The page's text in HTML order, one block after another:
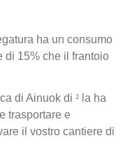
1500-2000
1500 1800
ha un consumo
di 15% che il frantoio
di Ainuok di ² la ha
trasportare e
il vostro cantiere di